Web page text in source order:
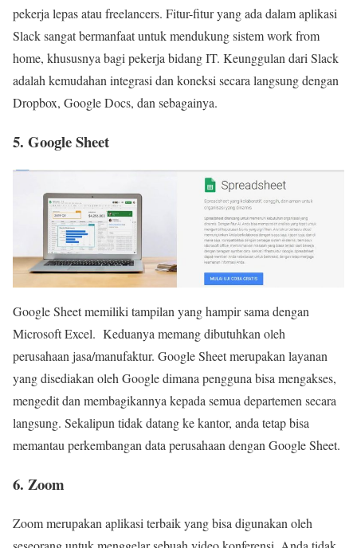
pekerja lepas atau freelancers. Fitur-fitur yang ada dalam aplikasi
Slack sangat bermanfaat untuk mendukung sistem work from
home, khususnya bagi pekerja bidang IT. Keunggulan dari Slack
adalah kemudahan integrasi dan koneksi secara langsung dengan
Dropbox, Google Docs, dan sebagainya.
5. Google Sheet
Google Sheet memiliki tampilan yang hampir sama dengan
Microsoft Excel. Keduanya memang dibutuhkan oleh
perusahaan jasa/manufaktur. Google Sheet merupakan layanan
yang disediakan oleh Google dimana pengguna bisa mengakses,
mengedit dan membagikannya kepada semua departemen secara
langsung. Sekalipun tidak datang ke kantor, anda tetap bisa
memantau perkembangan data perusahaan dengan Google Sheet.
6. Zoom
Zoom merupakan aplikasi terbaik yang bisa digunakan oleh